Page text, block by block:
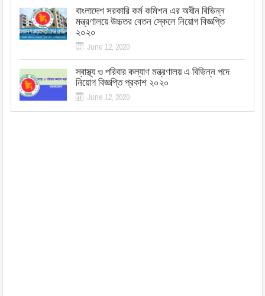
বাংলাদেশ সরকারি কর্ম কমিশন এর অধীন বিভিন্ন
মন্ত্রণালয়ে উচ্চতর বেতন স্কেলে নিয়োগ বিজ্ঞপ্তি
২০২০
June 12, 2020
স্বাস্থ্য ও পরিবার কল্যাণ মন্ত্রণালয় এ বিভিন্ন পদে
নিয়োগ বিজ্ঞপ্তি প্রকাশ ২০২০
June 12, 2020